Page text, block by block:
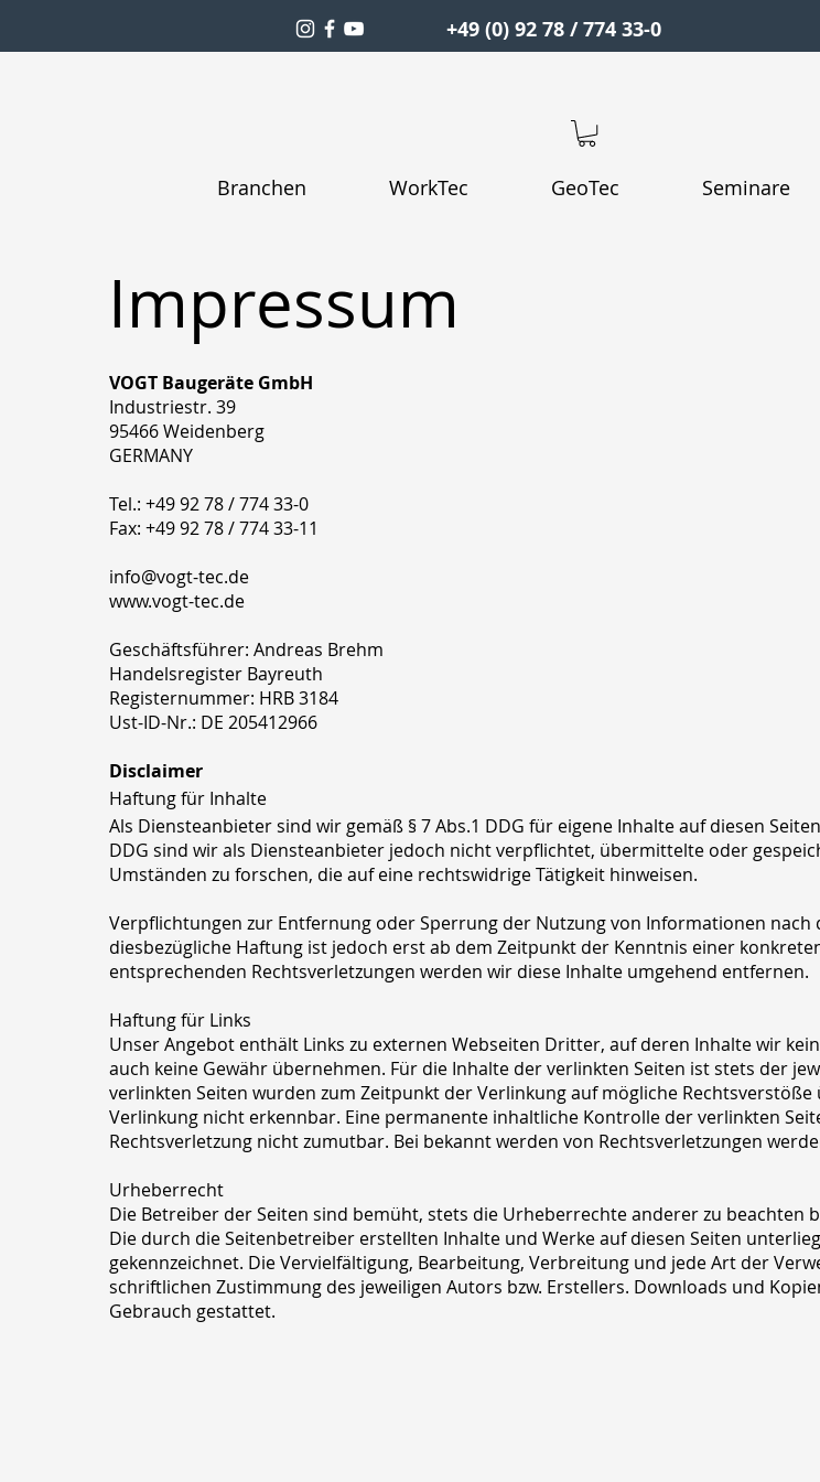
+49 (0) 92 78 / 774 33-0
Branchen WorkTec GeoTec Seminare
Impressum
VOGT Baugeräte GmbH
Industriestr. 39
95466 Weidenberg
GERMANY
Tel.: +49 92 78 / 774 33-0
Fax: +49 92 78 / 774 33-11
info@vogt-tec.de
www.vogt-tec.de
Geschäftsführer: Andreas Brehm
Handelsregister Bayreuth
Registernummer: HRB 3184
Ust-ID-Nr.: DE 205412966
Disclaimer
Haftung für Inhalte
Als Diensteanbieter sind wir gemäß § 7 Abs.1 DDG für eigene Inhalte auf diesen
DDG sind wir als Diensteanbieter jedoch nicht verpflichtet, übermittelte oder
Umständen zu forschen, die auf eine rechtswidrige Tätigkeit hinweisen.
Verpflichtungen zur Entfernung oder Sperrung der Nutzung von Informationen
diesbezügliche Haftung ist jedoch erst ab dem Zeitpunkt der Kenntnis einer
entsprechenden Rechtsverletzungen werden wir diese Inhalte umgehend entfernen.
Haftung für Links
Unser Angebot enthält Links zu externen Webseiten Dritter, auf deren Inhalte wir
auch keine Gewähr übernehmen. Für die Inhalte der verlinkten Seiten ist stets der
verlinkten Seiten wurden zum Zeitpunkt der Verlinkung auf mögliche
Verlinkung nicht erkennbar. Eine permanente inhaltliche Kontrolle der verlinkten
Rechtsverletzung nicht zumutbar. Bei bekannt werden von Rechtsverletzungen
Urheberrecht
Die Betreiber der Seiten sind bemüht, stets die Urheberrechte anderer zu beachten
Die durch die Seitenbetreiber erstellten Inhalte und Werke auf diesen Seiten
gekennzeichnet. Die Vervielfältigung, Bearbeitung, Verbreitung und jede Art der
schriftlichen Zustimmung des jeweiligen Autors bzw. Erstellers. Downloads und
Gebrauch gestattet.